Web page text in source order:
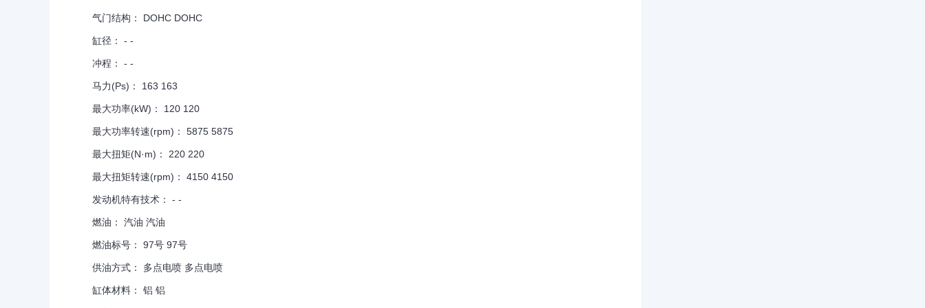
气门结构： DOHC DOHC
缸径： - -
冲程： - -
马力(Ps)： 163 163
最大功率(kW)： 120 120
最大功率转速(rpm)： 5875 5875
最大扭矩(N·m)： 220 220
最大扭矩转速(rpm)： 4150 4150
发动机特有技术： - -
燃油： 汽油 汽油
燃油标号： 97号 97号
供油方式： 多点电喷 多点电喷
缸体材料： 铝 铝